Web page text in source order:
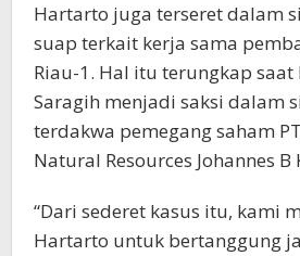
Hartarto juga terseret dalam
suap terkait kerja sama
Riau-1. Hal itu terungkap
Saragih menjadi saksi dalam
terdakwa pemegang saham
Natural Resources Johannes B
“Dari sederet kasus itu, kami
Hartarto untuk bertanggung